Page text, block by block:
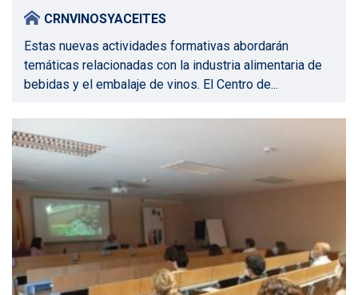
CRNVINOSYACEITES
Estas nuevas actividades formativas abordarán
temáticas relacionadas con la industria alimentaria de
bebidas y el embalaje de vinos. El Centro de...